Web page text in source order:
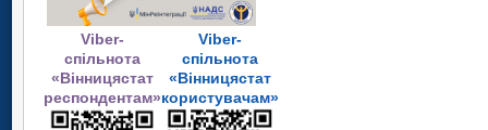
Viber-
спільнота
«Вінницястат
респондентам»
Viber-
спільнота
«Вінницястат
користувачам»